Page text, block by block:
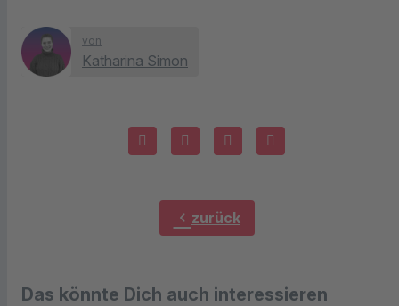
von
Katharina Simon
chevron_left zurück
Das könnte Dich auch interessieren